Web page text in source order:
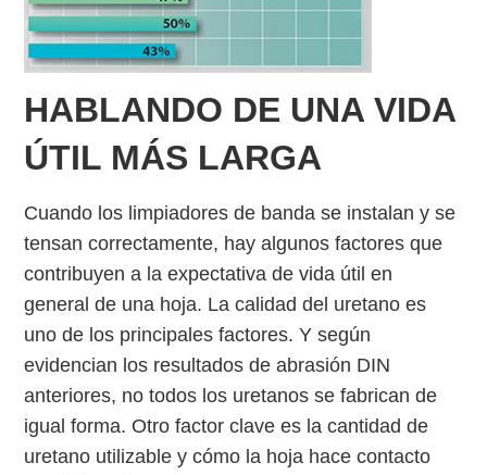
HABLANDO DE UNA VIDA
ÚTIL MÁS LARGA
Cuando los limpiadores de banda se instalan y se
tensan correctamente, hay algunos factores que
contribuyen a la expectativa de vida útil en
general de una hoja. La calidad del uretano es
uno de los principales factores. Y según
evidencian los resultados de abrasión DIN
anteriores, no todos los uretanos se fabrican de
igual forma. Otro factor clave es la cantidad de
uretano utilizable y cómo la hoja hace contacto